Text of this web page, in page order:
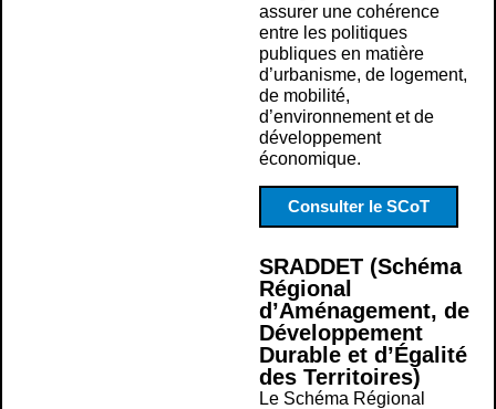
assurer une cohérence
entre les politiques
publiques en matière
d’urbanisme, de logement,
de mobilité,
d’environnement et de
développement
économique.
Consulter le SCoT
SRADDET (Schéma
Régional
d’Aménagement, de
Développement
Durable et d’Égalité
des Territoires)
Le Schéma Régional